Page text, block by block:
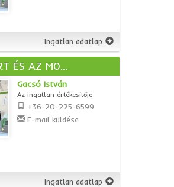
Ingatlan adatlap
ÉS AZ M0...
Gacsó István
Az ingatlan értékesítője
+36-20-225-6599
E-mail küldése
Ingatlan adatlap